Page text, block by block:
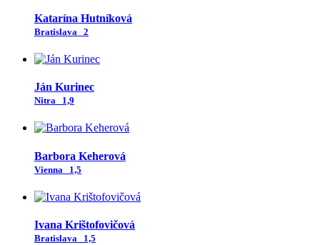
Katarína Hutníková
Bratislava 2
Ján Kurinec
Nitra 1,9
Barbora Keherová
Vienna 1,5
Ivana Krištofovičová
Bratislava 1,5